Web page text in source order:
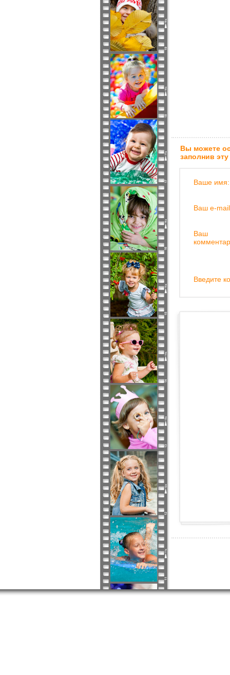
Вы можете
заполнив
Ваше имя:
Ваш e-
Ваш
Введите